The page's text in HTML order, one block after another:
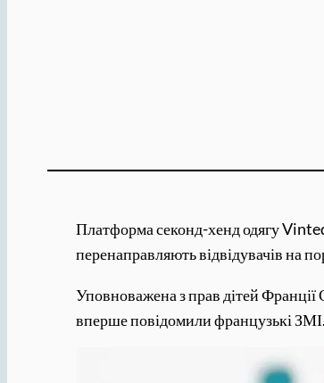
Платформа секонд-хенд одягу Vinted
перенаправляють відвідувачів на
Уповноважена з прав дітей Франції
вперше повідомили французькі ЗМІ.